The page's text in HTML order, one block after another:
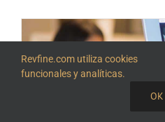
Revfine.com utiliza cookies
funcionales y analíticas.
OK